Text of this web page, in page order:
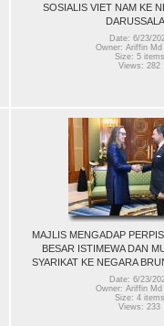
SOSIALIS VIET NAM KE
Date: 6/23/
Owner: Ariffin Md
Size: 5 items
Views: 282
MAJLIS MENGADAP
BESAR ISTIMEWA DAN
SYARIKAT KE NEGARA
Date: 6/23/
Owner: Ariffin Md
Size: 4 items
Views: 233